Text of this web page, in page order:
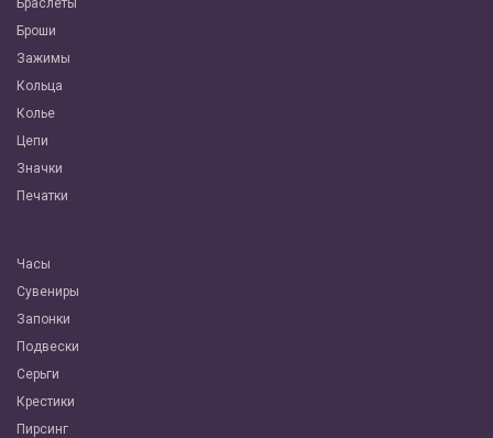
Браслеты
Броши
Зажимы
Кольца
Колье
Цепи
Значки
Печатки
Часы
Сувениры
Запонки
Подвески
Серьги
Крестики
Пирсинг